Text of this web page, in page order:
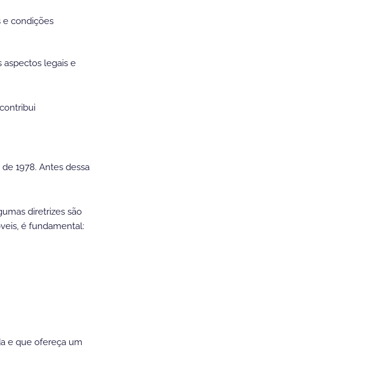
e condições
aspectos legais e
1978. Antes dessa
diretrizes são
é fundamental:
e que ofereça um